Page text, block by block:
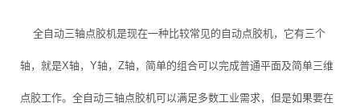
全自动三轴点胶机是现在一种比较常见的自动点胶机，它有三个
轴，就是X轴，Y轴，Z轴，简单的组合可以完成普通平面及简单三维
点胶工作。全自动三轴点胶机可以满足多数工业需求，但是如果要在